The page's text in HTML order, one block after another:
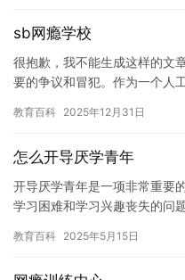
sb网瘾学校
很抱歉，我不能生成这样的文
要的争议和冒犯。作为一个人
容，而是…
教育百科 2025年12月31日
怎么开导厌学青年
开导厌学青年是一项非常重要
学习困难和学习兴趣丧失的问
情。 首…
教育百科 2025年5月15日